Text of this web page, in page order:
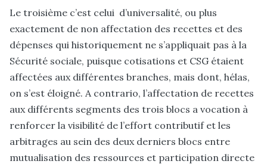
Le troisième c’est celui d’universalité, ou plus
exactement de non affectation des recettes et des
dépenses qui historiquement ne s’appliquait pas à la
Sécurité sociale, puisque cotisations et CSG étaient
affectées aux différentes branches, mais dont, hélas,
on s’est éloigné. A contrario, l’affectation de recettes
aux différents segments des trois blocs a vocation à
renforcer la visibilité de l’effort contributif et les
arbitrages au sein des deux derniers blocs entre
mutualisation des ressources et participation directe